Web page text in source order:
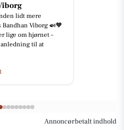
lidt mere
Viborg 🍛🧡
lige om hjørnet –
til at
Annoncørbetalt indhold